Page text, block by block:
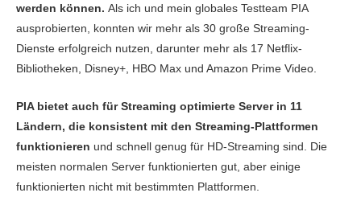
werden können. Als ich und mein globales Testteam PIA
ausprobierten, konnten wir mehr als 30 große Streaming-
Dienste erfolgreich nutzen, darunter mehr als 17 Netflix-
Bibliotheken, Disney+, HBO Max und Amazon Prime Video.
PIA bietet auch für Streaming optimierte Server in 11
Ländern, die konsistent mit den Streaming-Plattformen
funktionieren und schnell genug für HD-Streaming sind. Die
meisten normalen Server funktionierten gut, aber einige
funktionierten nicht mit bestimmten Plattformen.